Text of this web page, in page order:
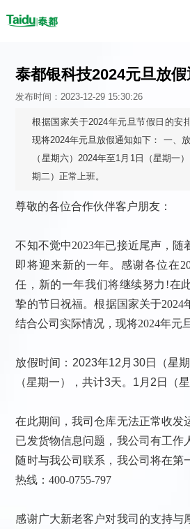
泰都银科技2024元旦放假
发布时间：2023-12-29 15:30:26
根据国家关于2024年元旦节假日的安
现将2024年元旦放假通知如下： 一、
（星期六）2024年至1月1日（星期一
期二）正常上班。
尊敬的各位合作伙伴客户朋友：
不知不觉中2023年已接近尾声，随
即将迎来新的一年。感谢各位在
任，新的一年我们将继续努力!在
挚的节日祝福。根据国家关于2024
结合公司实际情况，现将2024年元
放假时间：2023年12月30日（星
（星期一），共计3天。1月2日（
在此期间，我司仓库无法正常收发
已发货物信息问题，我公司有工作
随时与我公司联系，我公司将在第
热线：400-0755-797
感谢广大新老客户对我司的支持与